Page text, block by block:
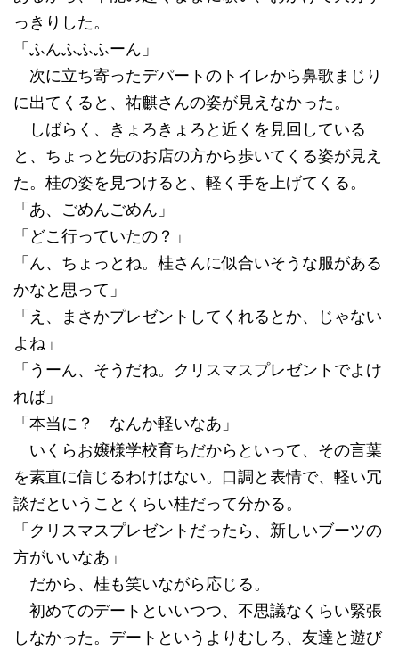
っきりした。
「ふんふふふーん」
次に立ち寄ったデパートのトイレから鼻歌まじり
に出てくると、祐麒さんの姿が見えなかった。
しばらく、きょろきょろと近くを見回している
と、ちょっと先のお店の方から歩いてくる姿が見え
た。桂の姿を見つけると、軽く手を上げてくる。
「あ、ごめんごめん」
「どこ行っていたの？」
「ん、ちょっとね。桂さんに似合いそうな服がある
かなと思って」
「え、まさかプレゼントしてくれるとか、じゃない
よね」
「うーん、そうだね。クリスマスプレゼントでよけ
れば」
「本当に？ なんか軽いなあ」
いくらお嬢様学校育ちだからといって、その言葉
を素直に信じるわけはない。口調と表情で、軽い冗
談だということくらい桂だって分かる。
「クリスマスプレゼントだったら、新しいブーツの
方がいいなあ」
だから、桂も笑いながら応じる。
初めてのデートといいつつ、不思議なくらい緊張
しなかった。デートというよりむしろ、友達と遊び